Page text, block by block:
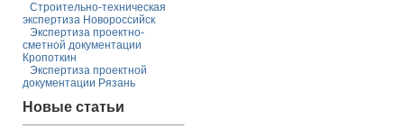
Строительно-техническая
экспертиза Новороссийск
Экспертиза проектно-
сметной документации
Кропоткин
Экспертиза проектной
документации Рязань
Новые статьи